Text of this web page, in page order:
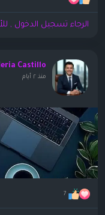
الرجاء تسجيل الدخول ,
Castillo
منذ ٢ أيام
7